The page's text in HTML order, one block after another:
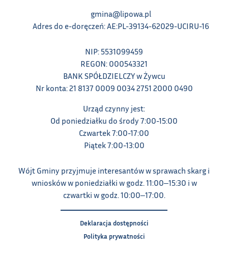
gmina@lipowa.pl
Adres do e-doręczeń: AE:PL-39134-62029-UCIRU-16
NIP: 5531099459
REGON: 000543321
BANK SPÓŁDZIELCZY w Żywcu
Nr konta: 21 8137 0009 0034 2751 2000 0490
Urząd czynny jest:
Od poniedziałku do środy 7:00-15:00
Czwartek 7:00-17:00
Piątek 7:00-13:00
Wójt Gminy przyjmuje interesantów w sprawach skarg i
wniosków w poniedziałki w godz. 11:00‒15:30 i w
czwartki w godz. 10:00‒17:00.
Deklaracja dostępności
Polityka prywatności